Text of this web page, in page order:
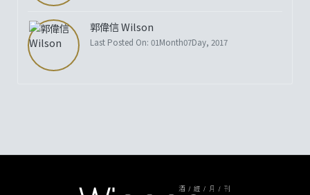
郭偉信 Wilson
Last Posted On: 01Month07Day, 2017